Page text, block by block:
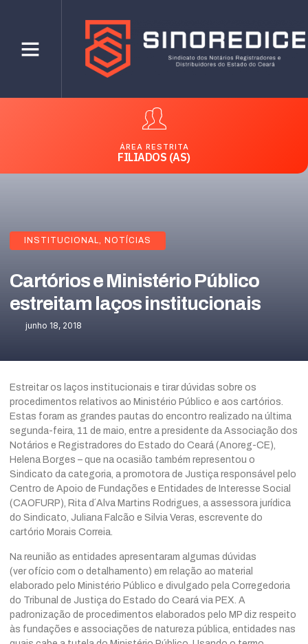
ÁREA RESTRITA
FILIADOS (AS)
INSTITUCIONAL, NOTÍCIAS
Cartórios e Ministério Público
estreitam laços institucionais
junho 18, 2018
Estreitar os laços institucionais e tirar dúvidas sobre os
procedimentos relativos ao Ministério Público e aos cartórios.
Estas foram as grandes pautas do encontro realizado na última
segunda-feira, 11 de maio, entre a presidente da Associação dos
Notários e Registradores do Estado do Ceará (Anoreg-CE),
Helena Borges – que na ocasião também representou o
Sindicato da categoria, a promotora de Justiça responsável pelo
Centro de Apoio de Fundações e Entidades de Interesse Social
(CAOFURP), Rita d´Alva Martins Rodrigues, a assessora jurídica
do Sindicato, Juliana Falcão e Silvia Veras, escrevente do
cartório Morais Correia.
Na reunião as entidades apresentaram algumas dúvidas
(verofício com o detalhamento) em relação ao material
elaborado pelo Ministério Público e divulgado pela Corregedoria
do Tribunal de Justiça do Estado do Ceará via PEX. A
padronização de procedimentos elaborados pelo MP diz respeito
às fundações e associações de natureza pública, entidades nas